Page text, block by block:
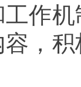
作机
，